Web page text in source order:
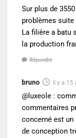
Sur plus de
problèmes suite
La filière a batu
la production
Répondre
bruno il y a 15
@luxeole :
commentaires
concerné est
de conception